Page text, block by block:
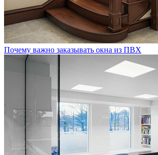
Почему важно заказывать окна из ПВХ